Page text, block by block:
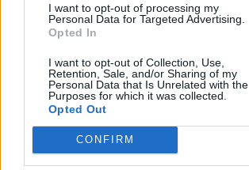
I want to opt-out of processing my
Personal Data for Targeted Advertising.
Opted In
I want to opt-out of Collection, Use,
Retention, Sale, and/or Sharing of my
Personal Data that Is Unrelated with the
Purposes for which it was collected.
Opted Out
CONFIRM